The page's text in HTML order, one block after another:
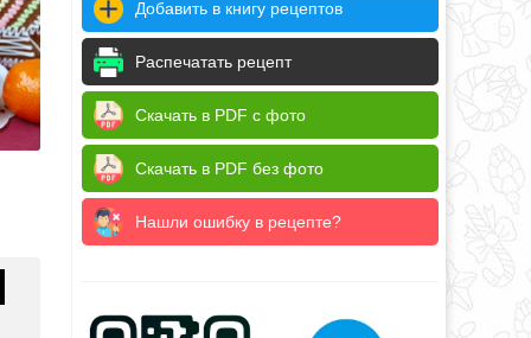
Добавить в книгу рецептов
Распечатать рецепт
Скачать в PDF с фото
Скачать в PDF без фото
Нашли ошибку в рецепте?